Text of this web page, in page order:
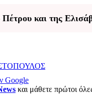
και της
Google
και μάθετε πρώτοι